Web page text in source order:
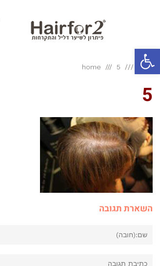
ראשי home 5
5
השארת תגובה
פתח סרגל נגישות